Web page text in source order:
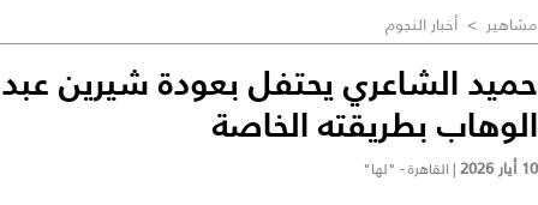
مشاهير > أخبار النجوم
حميد الشاعري يحتفل بعودة شيرين عبد
الوهاب بطريقته الخاصة
10 أيار 2026 | القاهرة - "لها"